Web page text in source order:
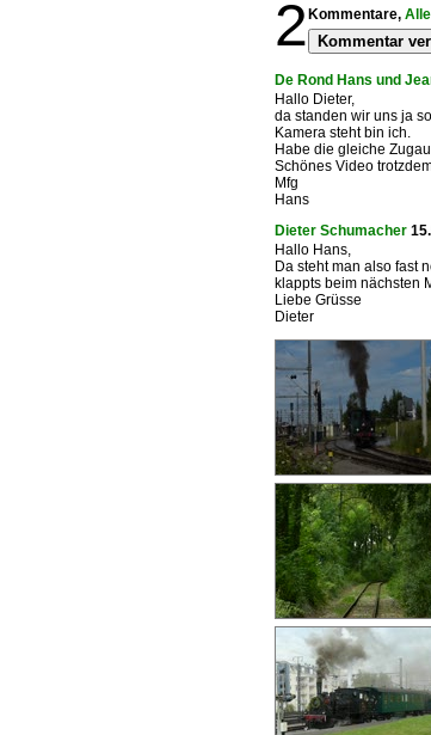
2 Kommentare,
Kommentar
De Rond Hans und
Hallo Dieter,
da standen wir uns ja
Kamera steht bin ich.
Habe die gleiche
Schönes Video
Mfg
Hans
Dieter Schumacher
Hallo Hans,
Da steht man also fast
klappts beim nächsten
Liebe Grüsse
Dieter